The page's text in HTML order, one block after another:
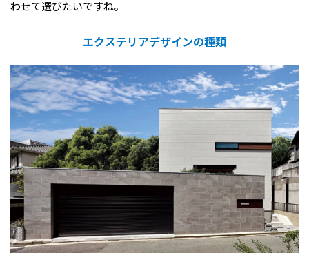
わせて選びたいですね。
エクステリアデザインの種類